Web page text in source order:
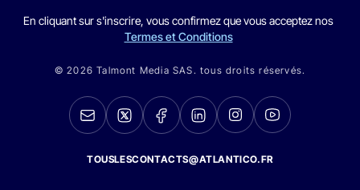
En cliquant sur s'inscrire, vous confirmez que vous acceptez nos
Termes et Conditions
© 2026 Talmont Media SAS. tous droits réservés.
TOUSLESCONTACTS@ATLANTICO.FR